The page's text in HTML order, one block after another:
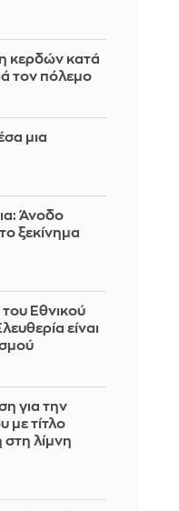
κερδών κατά
τον πόλεμο
μια
Άνοδο
ξεκίνημα
Εθνικού
είναι
για την
με τίτλο
στη λίμνη